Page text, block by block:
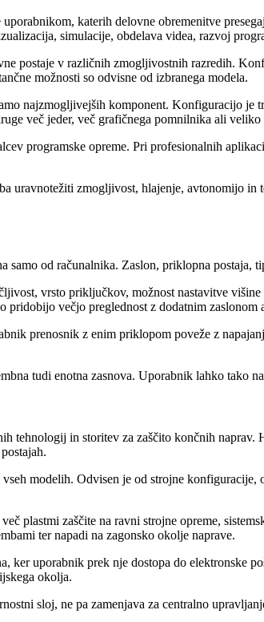
uporabnikom, katerih delovne obremenitve
simulacije, obdelava videa, razvoj
postaje v različnih zmogljivostnih razredih.
možnosti so odvisne od izbranega modela.
najzmogljivejših komponent. Konfiguracijo je
več jeder, več grafičnega pomnilnika ali
programske opreme. Pri profesionalnih
uravnotežiti zmogljivost, hlajenje, avtonomijo
samo od računalnika. Zaslon, priklopna
vrsto priključkov, možnost nastavitve
pridobijo večjo preglednost z dodatnim zaslonom
prenosnik z enim priklopom poveže z
tudi enotna zasnova. Uporabnik lahko tako
tehnologij in storitev za zaščito končnih
modelih. Odvisen je od strojne
plastmi zaščite na ravni strojne opreme,
ter napadi na zagonsko okolje naprave.
ker uporabnik prek nje dostopa do elektronske
okolja.
sloj, ne pa zamenjava za centralno